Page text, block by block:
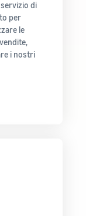
di
per
le
i nostri